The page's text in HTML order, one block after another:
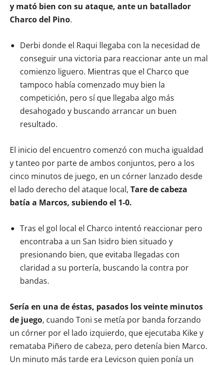
y mató bien con su ataque, ante un batallador
Charco del Pino.
Derbi donde el Raqui llegaba con la necesidad de
conseguir una victoria para reaccionar ante un mal
comienzo liguero. Mientras que el Charco que
tampoco había comenzado muy bien la
competición, pero sí que llegaba algo más
desahogado y buscando arrancar un buen
resultado.
El inicio del encuentro comenzó con mucha igualdad
y tanteo por parte de ambos conjuntos, pero a los
cinco minutos de juego, en un córner lanzado desde
el lado derecho del ataque local, Tare de cabeza
batía a Marcos, subiendo el 1-0.
Tras el gol local el Charco intentó reaccionar pero
encontraba a un San Isidro bien situado y
presionando bien, que evitaba llegadas con
claridad a su portería, buscando la contra por
bandas.
Sería en una de éstas, pasados los veinte minutos
de juego, cuando Toni se metía por banda forzando
un córner por el lado izquierdo, que ejecutaba Kike y
remataba Piñero de cabeza, pero detenía bien Marco.
Un minuto más tarde era Levicson quien ponía un